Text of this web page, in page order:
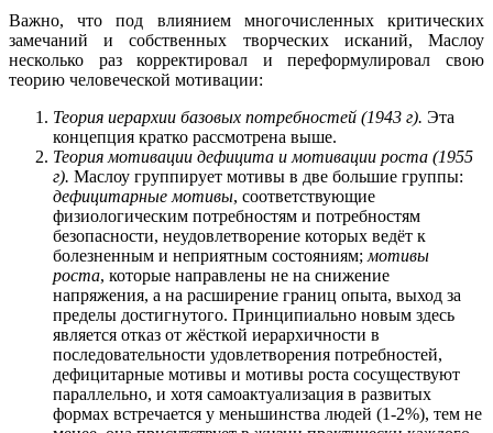
Важно, что под влиянием многочисленных критических
замечаний и собственных творческих исканий, Маслоу
несколько раз корректировал и переформулировал свою
теорию человеческой мотивации:
Теория иерархии базовых потребностей (1943 г). Эта
концепция кратко рассмотрена выше.
Теория мотивации дефицита и мотивации роста (1955
г). Маслоу группирует мотивы в две большие группы:
дефицитарные мотивы, соответствующие
физиологическим потребностям и потребностям
безопасности, неудовлетворение которых ведёт к
болезненным и неприятным состояниям; мотивы
роста, которые направлены не на снижение
напряжения, а на расширение границ опыта, выход за
пределы достигнутого. Принципиально новым здесь
является отказ от жёсткой иерархичности в
последовательности удовлетворения потребностей,
дефицитарные мотивы и мотивы роста сосуществуют
параллельно, и хотя самоактуализация в развитых
формах встречается у меньшинства людей (1-2%), тем не